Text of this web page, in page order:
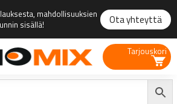
mahdollisuuksien
sisällä!
Ota yhteyttä
Tarjouskori